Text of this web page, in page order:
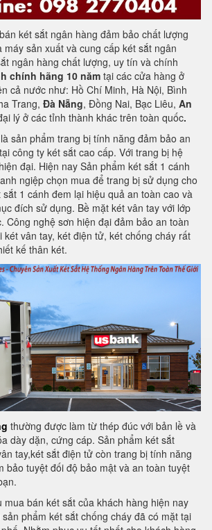
két sắt ngân hàng đảm bảo chất lượng
máy sản xuất và cung cấp két sắt ngân
ngân hàng chất lượng, uy tín và chính
chính hãng 10 năm tại các cửa hàng ở
cả nước như: Hồ Chí Minh, Hà Nội, Bình
Trang, Đà Nẵng, Đồng Nai, Bạc Liêu, An
lý ở các tỉnh thành khác trên toàn quốc.
là sản phẩm trang bị tính năng đảm bảo an
công ty két sắt cao cấp. Với trang bị hệ
đại. Hiện nay Sản phẩm két sắt 1 cánh
ngiệp chọn mua để trang bị sử dụng cho
1 cánh đem lại hiệu quả an toàn cao và
đích sử dụng. Bề mặt két vân tay với lớp
Công nghệ sơn hiện đại đảm bảo an toàn
két vân tay, két điện tử, két chống cháy rất
kế thân két.
thường được làm từ thép đúc với bản lề và
dày dặn, cứng cáp. Sản phẩm két sắt
tay,két sắt điện tử còn trang bị tính năng
bảo tuyệt đối độ bảo mật và an toàn tuyệt
bán két sắt của khách hàng hiện nay
phẩm két sắt chống cháy đã có mặt tại